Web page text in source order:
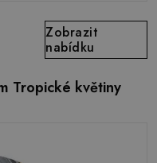
Zobrazit
nabídku
Tropické květiny